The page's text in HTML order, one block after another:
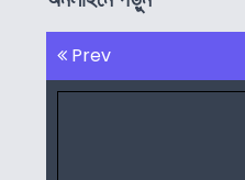
Prev